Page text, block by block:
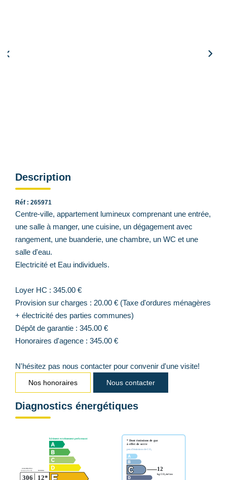
Description
Réf : 265971
Centre-ville, appartement lumineux comprenant une entrée,
une salle à manger, une cuisine, un dégagement avec
rangement, une buanderie, une chambre, un WC et une
salle d'eau.
Electricité et Eau individuels.
Loyer HC : 345.00 €
Provision sur charges : 20.00 € (Taxe d'ordures ménagères
+ électricité des parties communes)
Dépôt de garantie : 345.00 €
Honoraires d'agence : 345.00 €
N'hésitez pas nous contacter pour convenir d'une visite!
Nos honoraires Nous contacter
Diagnostics énergétiques